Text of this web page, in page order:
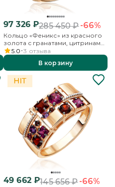
97 326₽285 450₽-66%
Кольцо «Феникс» из красного
золота с гранатами, цитринами
и эмалью
5.0 3 отзыва
В корзину
49 662₽145 656₽-66%